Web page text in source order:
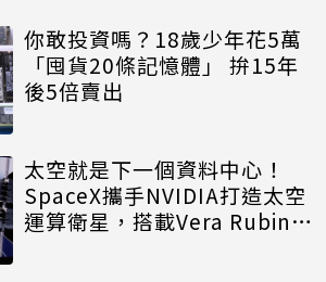
你敢投資嗎？18歲少年花5萬
「囤貨20條記憶體」 拚15年
後5倍賣出
太空就是下一個資料中心！
SpaceX攜手NVIDIA打造太空
運算衛星，搭載Vera Rubin運